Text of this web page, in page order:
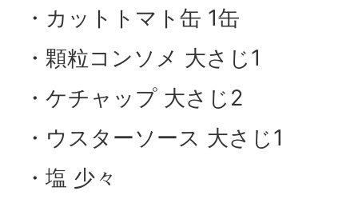
・カットトマト缶 1缶
・顆粒コンソメ 大さじ1
・ケチャップ 大さじ2
・ウスターソース 大さじ1
・塩 少々